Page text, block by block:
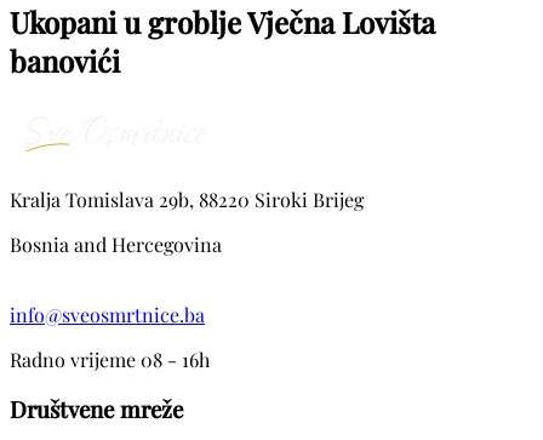
Ukopani u groblje Vječna Lovišta
banovići
Kralja Tomislava 29b, 88220 Siroki Brijeg
Bosnia and Hercegovina
info@sveosmrtnice.ba
Radno vrijeme 08 - 16h
Društvene mreže